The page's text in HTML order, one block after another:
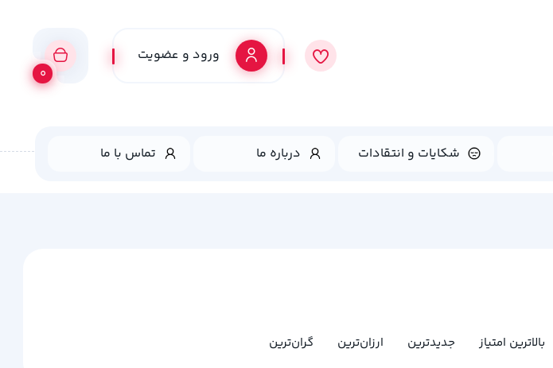
ورود و عضویت
0
شکایات و انتقادات درباره ما تماس با ما
بالاترین امتیاز جدیدترین ارزان‌ترین گران‌ترین